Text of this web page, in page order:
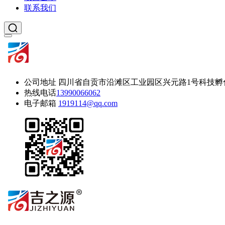
联系我们
公司地址 四川省自贡市沿滩区工业园区兴元路1号科技孵
热线电话13990066062
电子邮箱 1919114@qq.com